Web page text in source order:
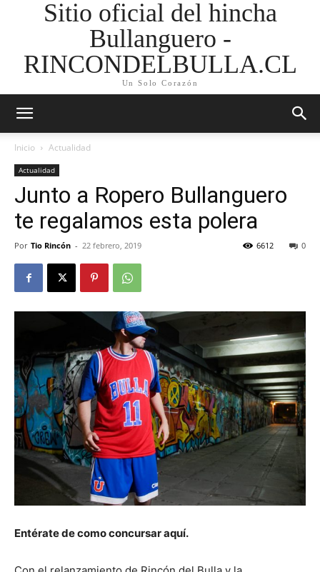
Sitio oficial del hincha
Bullanguero -
RINCONDELBULLA.CL
Un Solo Corazón
Inicio Actualidad
Actualidad
Junto a Ropero Bullanguero
te regalamos esta polera
Por Tio Rincón - 22 febrero, 2019 0
6612
Entérate de como concursar aquí.